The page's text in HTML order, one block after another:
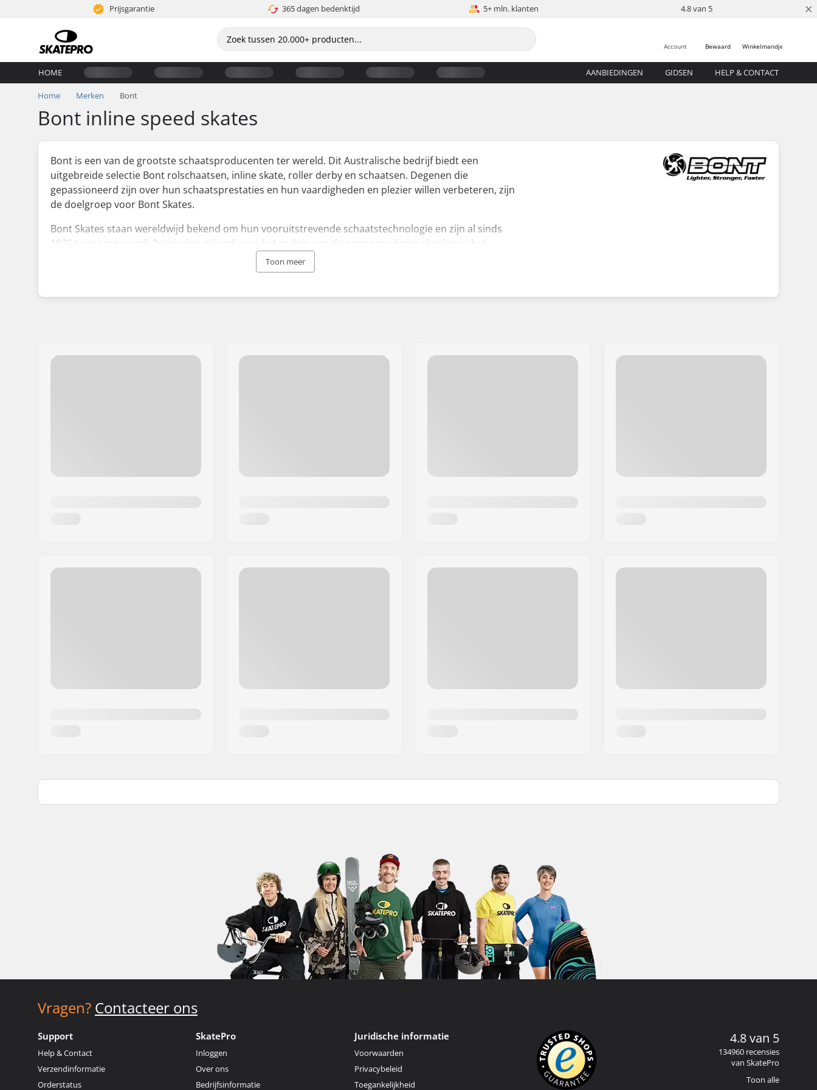
Prijsgarantie 365 dagen bedenktijd 5+ mln. klanten 4.8 van 5 ×
Winkelmandje
Bewaard
Account
HOME AANBIEDINGEN GIDSEN HELP & CONTACT
Home Merken Bont
Bont inline speed skates
Bont is een van de grootste schaatsproducenten ter wereld. Dit Australische bedrijf biedt een
uitgebreide selectie Bont rolschaatsen, inline skate, roller derby en schaatsen. Degenen die
gepassioneerd zijn over hun schaatsprestaties en hun vaardigheden en plezier willen verbeteren, zijn
de doelgroep voor Bont Skates.
Bont Skates staan wereldwijd bekend om hun vooruitstrevende schaatstechnologie en zijn al sinds
1975 toonaangevend. Ze worden erkend voor het maken van de eerste moderne skeeler en het
introduceren van koolstofvezel en heat molding technologie in de industrie. Bont's toewijding aan het
met de hand maken van hun schaatsen zorgt voor een superieur product.
Bont is het voorkeursmerk geworden van vele Olympische en Wereldkampioenen in verschillende
Toon meer
Vragen? Contacteer ons
Support
Help & Contact
Verzendinformatie
Orderstatus
SkatePro
Inloggen
Over ons
Bedrijfsinformatie
Juridische informatie
Voorwaarden
Privacybeleid
Toegankelijkheid
4.8 van 5
134960 recensies
van SkatePro
Toon alle